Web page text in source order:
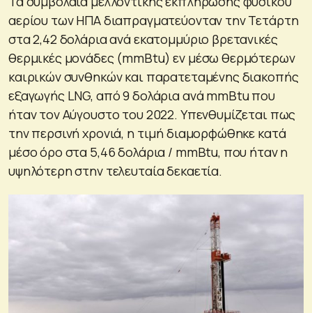
αερίου των ΗΠΑ διαπραγματεύονταν την Τετάρτη
στα 2,42 δολάρια ανά εκατομμύριο βρετανικές
θερμικές μονάδες (mmBtu) εν μέσω θερμότερων
καιρικών συνθηκών και παρατεταμένης διακοπής
εξαγωγής LNG, από 9 δολάρια ανά mmBtu που
ήταν τον Αύγουστο του 2022. Υπενθυμίζεται πως
την περσινή χρονιά, η τιμή διαμορφώθηκε κατά
μέσο όρο στα 5,46 δολάρια / mmBtu, που ήταν η
υψηλότερη στην τελευταία δεκαετία.